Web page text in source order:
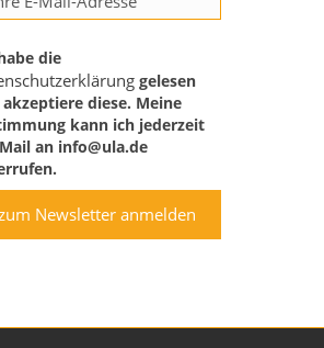
Newsletter anmelden
die
gelesen
diese. Meine
kann ich jederzeit
an info@ula.de